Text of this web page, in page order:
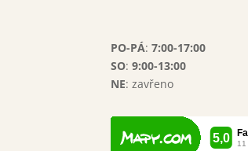
PO-PÁ: 7:00-17:00
SO: 9:00-13:00
NE: zavřeno